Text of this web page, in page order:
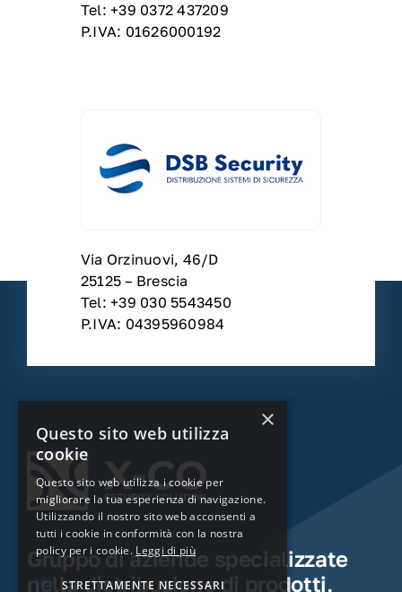
Tel: +39 0372 437209
P.IVA: 01626000192
Via Orzinuovi, 46/D
25125 – Brescia
Tel: +39 030 5543450
P.IVA: 04395960984
Gruppo di aziende specializzate
nella distribuzione di prodotti,
×
Questo sito web utilizza
cookie
Questo sito web utilizza i cookie per
migliorare la tua esperienza di navigazione.
Utilizzando il nostro sito web acconsenti a
tutti i cookie in conformità con la nostra
policy per i cookie. Leggi di più
STRETTAMENTE NECESSARI